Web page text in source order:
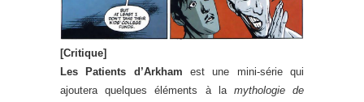
[Critique]
Les Patients d’Arkham est une mini-série qui
ajoutera quelques éléments à la mythologie de